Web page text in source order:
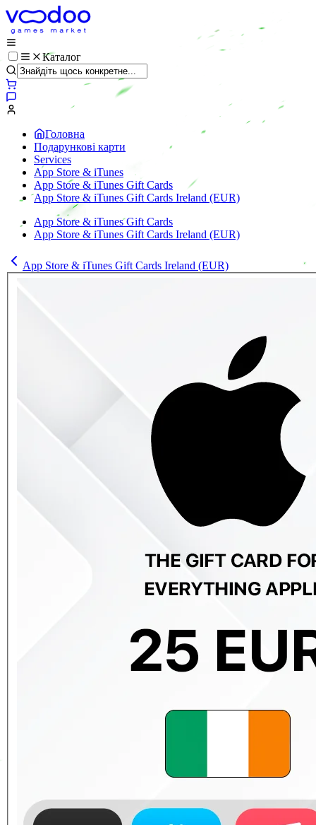
Каталог
Головна
Подарункові карти
Services
App Store & iTunes
App Store & iTunes Gift Cards
App Store & iTunes Gift Cards Ireland (EUR)
App Store & iTunes Gift Cards
App Store & iTunes Gift Cards Ireland (EUR)
App Store & iTunes Gift Cards Ireland (EUR)